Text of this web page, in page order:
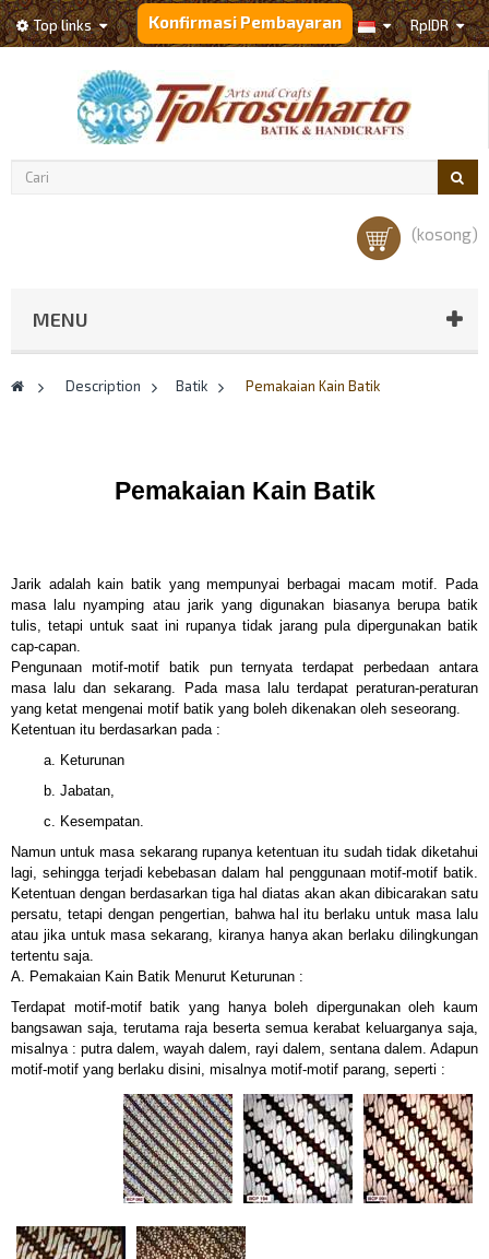
Top links Rp‎IDR
Konfirmasi Pembayaran
(kosong)
MENU
> Description > Batik > Pemakaian Kain Batik
Pemakaian Kain Batik
Jarik adalah kain batik yang mempunyai berbagai macam motif. Pada
masa lalu nyamping atau jarik yang digunakan biasanya berupa batik
tulis, tetapi untuk saat ini rupanya tidak jarang pula dipergunakan batik
cap-capan.
Pengunaan motif-motif batik pun ternyata terdapat perbedaan antara
masa lalu dan sekarang. Pada masa lalu terdapat peraturan-peraturan
yang ketat mengenai motif batik yang boleh dikenakan oleh seseorang.
Ketentuan itu berdasarkan pada :
a. Keturunan
b. Jabatan,
c. Kesempatan.
Namun untuk masa sekarang rupanya ketentuan itu sudah tidak diketahui
lagi, sehingga terjadi kebebasan dalam hal penggunaan motif-motif batik.
Ketentuan dengan berdasarkan tiga hal diatas akan akan dibicarakan satu
persatu, tetapi dengan pengertian, bahwa hal itu berlaku untuk masa lalu
atau jika untuk masa sekarang, kiranya hanya akan berlaku dilingkungan
tertentu saja.
A. Pemakaian Kain Batik Menurut Keturunan :
Terdapat motif-motif batik yang hanya boleh dipergunakan oleh kaum
bangsawan saja, terutama raja beserta semua kerabat keluarganya saja,
misalnya : putra dalem, wayah dalem, rayi dalem, sentana dalem. Adapun
motif-motif yang berlaku disini, misalnya motif-motif parang, seperti :